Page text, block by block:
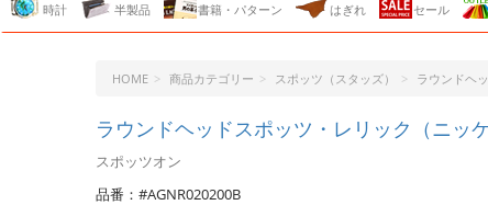
時計 半製品 書籍・パターン はぎれ セール
HOME 商品カテゴリー スポッツ（スタッズ） ラウンドヘ
ラウンドヘッドスポッツ・レリック（ニッ
スポッツオン
品番：#AGNR020200B